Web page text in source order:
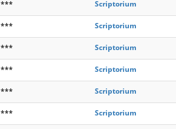
*** Scriptorium
*** Scriptorium
*** Scriptorium
*** Scriptorium
*** Scriptorium
*** Scriptorium